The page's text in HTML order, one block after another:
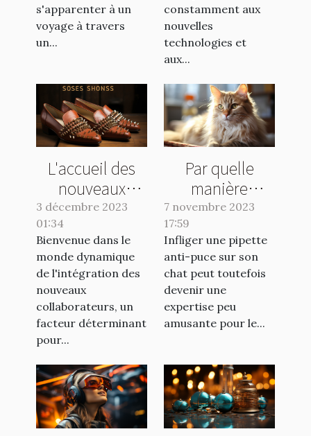
s'apparenter à un
voyage à travers
un...
constamment aux
nouvelles
technologies et
aux...
L'accueil des
nouveaux
collaborateurs :
clé de la
réussite
3 décembre 2023
01:34
Bienvenue dans le
monde dynamique
de l'intégration des
nouveaux
collaborateurs, un
facteur déterminant
pour...
Par quelle
manière
appliquer une
pipette anti-
puce à son
chat ?
7 novembre 2023
17:59
Infliger une pipette
anti-puce sur son
chat peut toutefois
devenir une
expertise peu
amusante pour le...